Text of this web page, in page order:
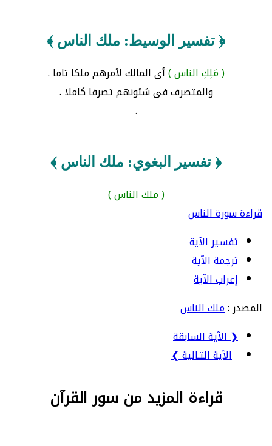
﴿ تفسير الوسيط: ملك الناس ﴾
( مَلِكِ الناس )أى المالك لأمرهم ملكا تاما .
والمتصرف فى شئونهم تصرفا كاملا .
.
﴿ تفسير البغوي: ملك الناس ﴾
( ملك الناس )
قراءة سورة الناس
تفسير الآية
ترجمة الآية
إعراب الآية
المصدر :ملك الناس
❮ الآية السابقة
الآية التـالية ❯
قراءة المزيد من سور القرآن